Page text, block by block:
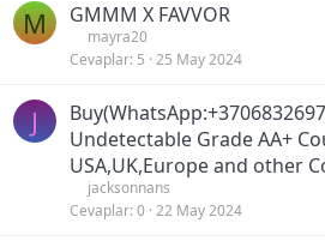
M GMMM X FAVVOR
mayra20
Cevaplar 5 25 May 2024
J
Undetectable Grade AA+
USA,UK,Europe and other
jacksonnans
Cevaplar 0 22 May 2024